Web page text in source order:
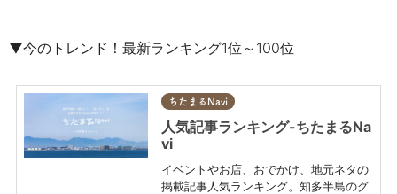
▼今のトレンド！最新ランキング1位～100位
ちたまるNavi
人気記事ランキング-ちたまるNa
vi
イベントやお店、おでかけ、地元ネタの
掲載記事人気ランキング。知多半島のグ